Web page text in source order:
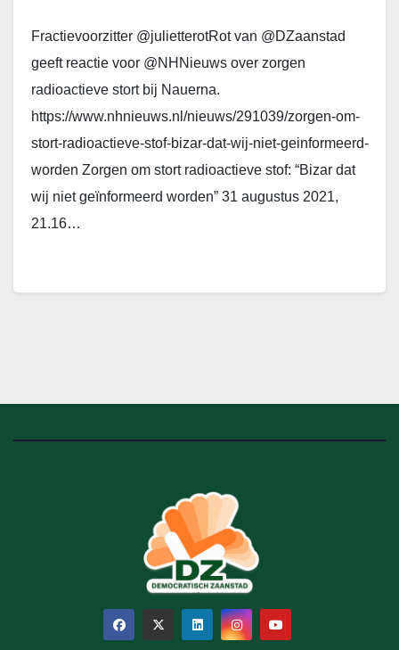
Fractievoorzitter @julietterotRot van @DZaanstad
geeft reactie voor @NHNieuws over zorgen
radioactieve stort bij Nauerna.
https://www.nhnieuws.nl/nieuws/291039/zorgen-om-
stort-radioactieve-stof-bizar-dat-wij-niet-geinformeerd-
worden Zorgen om stort radioactieve stof: “Bizar dat
wij niet geïnformeerd worden” 31 augustus 2021,
21.16…